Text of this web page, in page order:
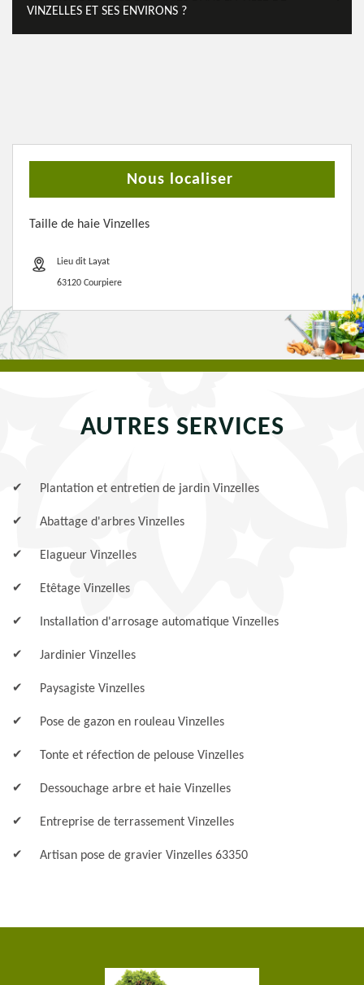
VINZELLES ET SES ENVIRONS ?
Nous localiser
Taille de haie Vinzelles
Lieu dit Layat
63120 Courpiere
AUTRES SERVICES
Plantation et entretien de jardin Vinzelles
Abattage d'arbres Vinzelles
Elagueur Vinzelles
Etêtage Vinzelles
Installation d'arrosage automatique Vinzelles
Jardinier Vinzelles
Paysagiste Vinzelles
Pose de gazon en rouleau Vinzelles
Tonte et réfection de pelouse Vinzelles
Dessouchage arbre et haie Vinzelles
Entreprise de terrassement Vinzelles
Artisan pose de gravier Vinzelles 63350